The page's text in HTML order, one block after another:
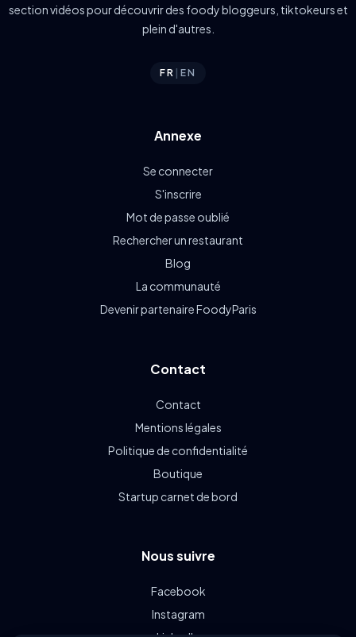
section vidéos pour découvrir des foody bloggeurs, tiktokeurs et
plein d'autres.
FR |EN
Annexe
Se connecter
S'inscrire
Mot de passe oublié
Rechercher un restaurant
Blog
La communauté
Devenir partenaire FoodyParis
Contact
Contact
Mentions légales
Politique de confidentialité
Boutique
Startup carnet de bord
Nous suivre
Facebook
Instagram